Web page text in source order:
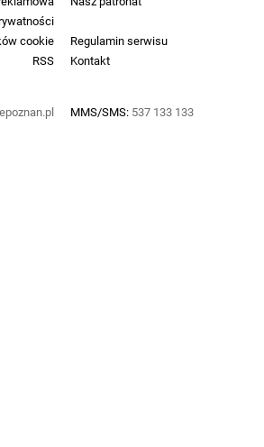
cookie
Regulamin serwisu
RSS
Kontakt
MMS/SMS: 537 133 133